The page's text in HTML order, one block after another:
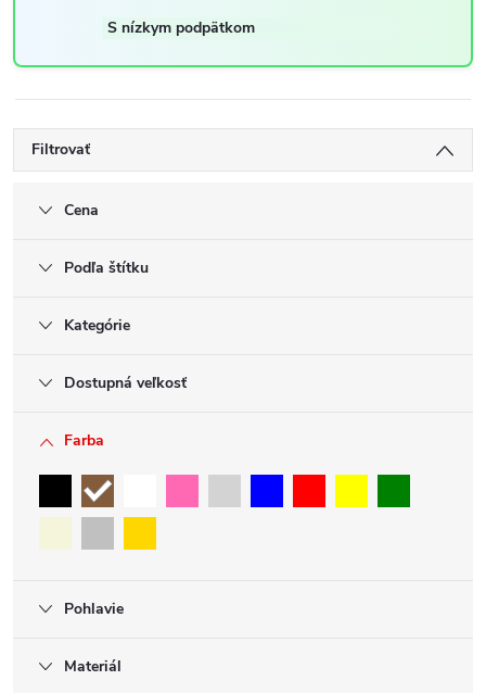
S nízkym podpätkom
Filtrovať
Cena
Podľa štítku
Kategórie
Dostupná veľkosť
Farba
Pohlavie
Materiál